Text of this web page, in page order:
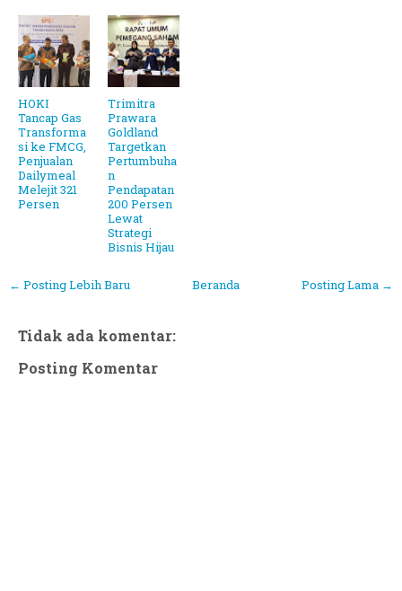
HOKI
Tancap Gas
Transforma
si ke FMCG,
Penjualan
Dailymeal
Melejit 321
Persen
Trimitra
Prawara
Goldland
Targetkan
Pertumbuha
n
Pendapatan
200 Persen
Lewat
Strategi
Bisnis Hijau
← Posting Lebih Baru Posting Lama →
Beranda
Tidak ada komentar:
Posting Komentar